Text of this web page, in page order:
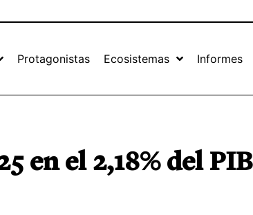
Protagonistas Ecosistemas Informes
en el 2,18% del PIB